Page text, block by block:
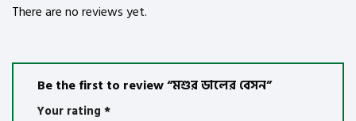
There are no reviews yet.
Be the first to review “মশুর ডালের বেসন”
Your rating *